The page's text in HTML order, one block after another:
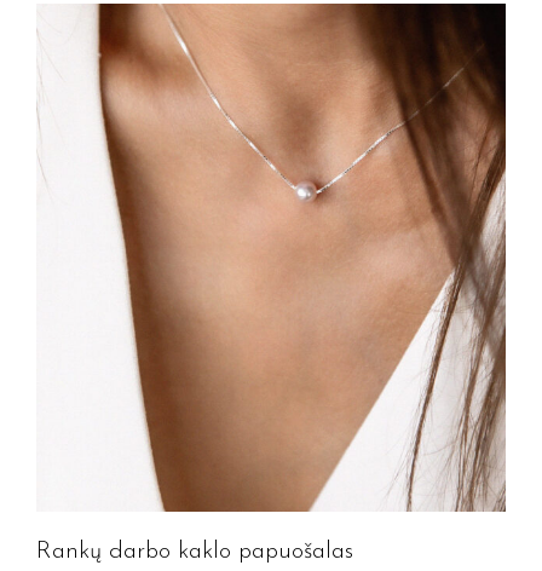
Rankų darbo kaklo papuošalas